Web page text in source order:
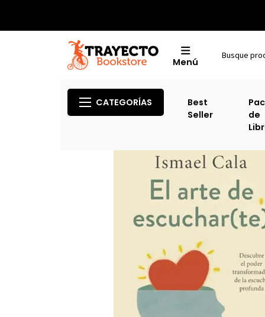
Menú
CATEGORÍAS
Best
Seller
de